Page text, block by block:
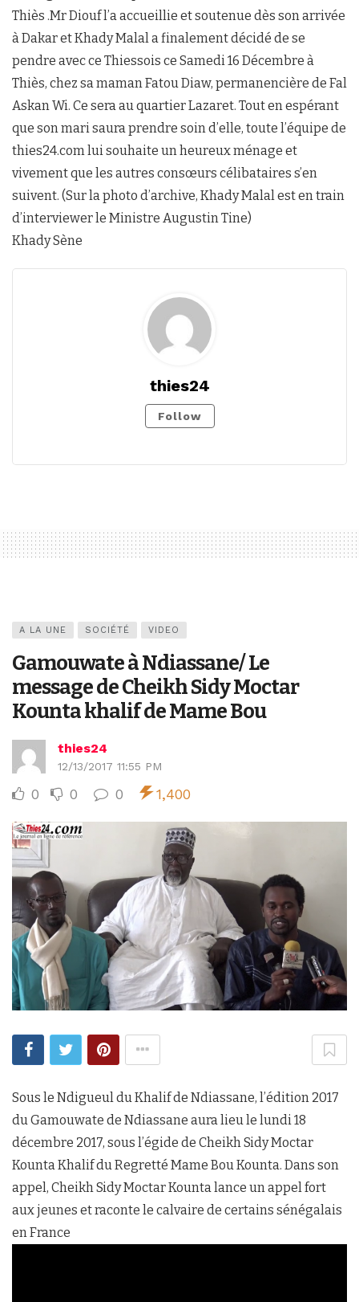
Thiès .Mr Diouf l’a accueillie et soutenue dès son arrivée
à Dakar et Khady Malal a finalement décidé de se
pendre avec ce Thiessois ce Samedi 16 Décembre à
Thiès, chez sa maman Fatou Diaw, permanencière de Fal
Askan Wi. Ce sera au quartier Lazaret. Tout en espérant
que son mari saura prendre soin d’elle, toute l’équipe de
thies24.com lui souhaite un heureux ménage et
vivement que les autres consœurs célibataires s’en
suivent. (Sur la photo d’archive, Khady Malal est en train
d’interviewer le Ministre Augustin Tine)
Khady Sène
thies24
Follow
A LA UNE SOCIÉTÉ VIDEO
Gamouwate à Ndiassane/ Le
message de Cheikh Sidy Moctar
Kounta khalif de Mame Bou
thies24
12/13/2017 11:55 PM
0 0 0 1,400
Sous le Ndigueul du Khalif de Ndiassane, l’édition 2017
du Gamouwate de Ndiassane aura lieu le lundi 18
décembre 2017, sous l’égide de Cheikh Sidy Moctar
Kounta Khalif du Regretté Mame Bou Kounta. Dans son
appel, Cheikh Sidy Moctar Kounta lance un appel fort
aux jeunes et raconte le calvaire de certains sénégalais
en France